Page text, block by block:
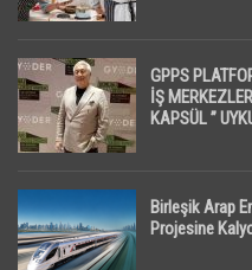
GPPS
İŞ
KAPSÜL ”
Birleşik Arap
Projesine